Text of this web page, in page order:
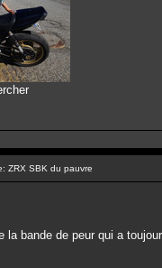
ZRX SBK du pauvre
la bande de peur qui a